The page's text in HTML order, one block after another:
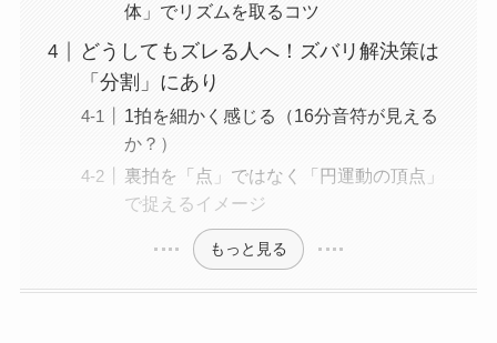
体」でリズムを取るコツ
どうしてもズレる人へ！ズバリ解決策は
「分割」にあり
1拍を細かく感じる（16分音符が見える
か？）
裏拍を「点」ではなく「円運動の頂点」
で捉えるイメージ
もっと見る